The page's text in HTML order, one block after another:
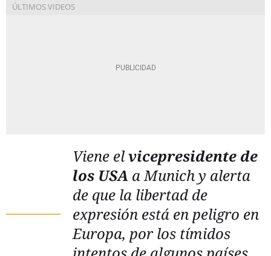
Viene elvicepresidente de
los USA a Munich y alerta
de que la libertad de
expresión está en peligro en
Europa, por los tímidos